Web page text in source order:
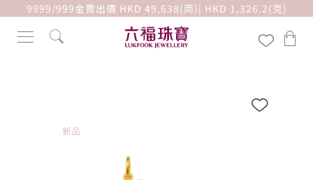
9999/999金賣出價 HKD 49,638(両)| HKD 1,326.2(克)
新品